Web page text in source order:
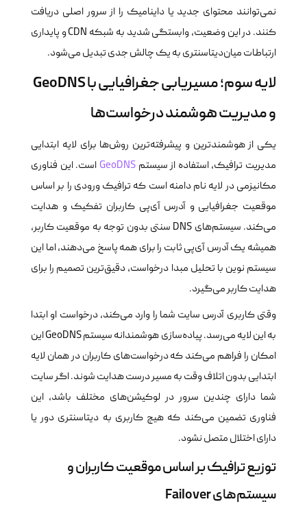
نمی‌توانند محتوای جدید یا داینامیک را از سرور اصلی دریافت
کنند. در این وضعیت، وابستگی شدید به شبکه CDN و پایداری
ارتباطات میان‌دیتاسنتری به یک چالش جدی تبدیل می‌شود.
لایه سوم؛ مسیریابی جغرافیایی با GeoDNS
و مدیریت هوشمند درخواست‌ها
یکی از هوشمندترین و پیشرفته‌ترین روش‌ها برای لایه ابتدایی
مدیریت ترافیک، استفاده از سیستمGeoDNSاست. این فناوری
مکانیزمی در لایه نام دامنه است که ترافیک ورودی را بر اساس
موقعیت جغرافیایی و آدرس آی‌پی کاربران تفکیک و هدایت
می‌کند. سیستم‌های DNS سنتی بدون توجه به موقعیت کاربر،
همیشه یک آدرس آی‌پی ثابت را برای همه پاسخ می‌دهند، اما این
سیستم نوین با تحلیل مبدا درخواست، دقیق‌ترین تصمیم را برای
هدایت کاربر می‌گیرد.
وقتی کاربری آدرس سایت شما را وارد می‌کند، درخواست او ابتدا
به این لایه می‌رسد. پیاده‌سازی هوشمندانه سیستم GeoDNS این
امکان را فراهم می‌کند که درخواست‌های کاربران در همان لایه
ابتدایی بدون اتلاف وقت به مسیر درست هدایت شوند. اگر سایت
شما دارای چندین سرور در لوکیشن‌های مختلف باشد، این
فناوری تضمین می‌کند که هیچ کاربری به دیتاسنتری دور یا
دارای اختلال متصل نشود.
توزیع ترافیک بر اساس موقعیت کاربران و
سیستم‌های Failover